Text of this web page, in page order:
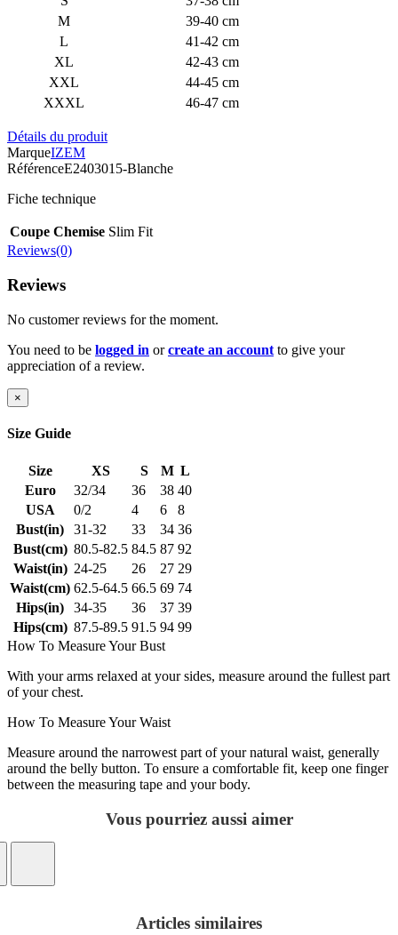
M
39-40 cm
L
41-42 cm
XL
42-43 cm
XXL
44-45 cm
XXXL
46-47 cm
Détails du produit
MarqueIZEM
RéférenceE2403015-Blanche
Fiche technique
Coupe Chemise Slim Fit
Reviews(0)
Reviews
No customer reviews for the moment.
You need to be logged in orcreate an account to give your
appreciation of a review.
×
Size Guide
Size XS S M L
Euro
32/34 36 38 40
USA
0/2 4 6
8
Bust(in)
31-32 33 34 36
Bust(cm) 80.5-82.5 84.5 87 92
Waist(in) 24-25 26 27 29
Waist(cm) 62.5-64.5 66.5 69 74
Hips(in)
34-35 36 37 39
Hips(cm) 87.5-89.5 91.5 94 99
How To Measure Your Bust
With your arms relaxed at your sides, measure around the fullest part
of your chest.
How To Measure Your Waist
Measure around the narrowest part of your natural waist, generally
around the belly button. To ensure a comfortable fit, keep one finger
between the measuring tape and your body.
Vous pourriez aussi aimer
Articles similaires